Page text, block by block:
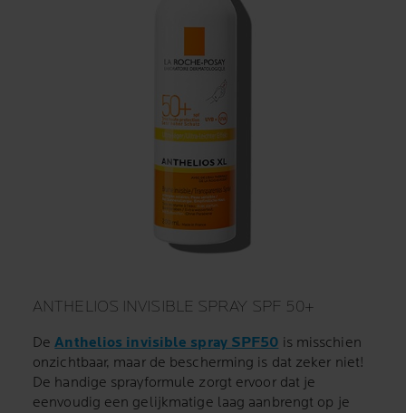
ANTHELIOS INVISIBLE SPRAY SPF 50+
DeAnthelios invisible spray SPF50 is misschien
onzichtbaar, maar de bescherming is dat zeker niet!
De handige sprayformule zorgt ervoor dat je
eenvoudig een gelijkmatige laag aanbrengt op je